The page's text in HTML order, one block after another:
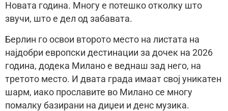
Новата година. Многу е потешко отколку што
звучи, што е дел од забавата.
Берлин го освои второто место на листата на
најдобри европски дестинации за дочек на 2026
година, додека Милано е веднаш зад него, на
третото место. И двата града имаат свој уникатен
шарм, иако прославите во Милано се многу
помалку базирани на диџеи и денс музика.